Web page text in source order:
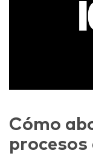
Cómo
procesos